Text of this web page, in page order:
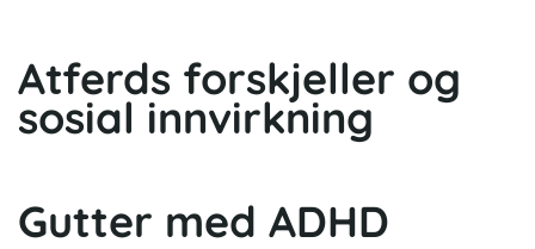
Atferds forskjeller og
sosial innvirkning
Gutter med ADHD